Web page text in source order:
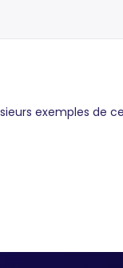
exemples de